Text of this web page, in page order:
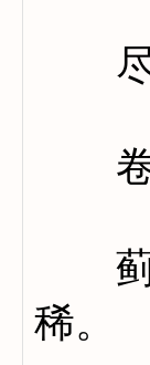
尽
卷
蓟
稀。